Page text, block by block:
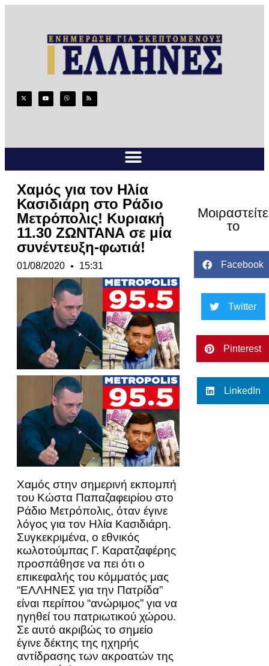
Χαμός για τον Ηλία
Κασιδιάρη στο Ράδιο
Μετρόπολις! Κυριακή
11.30 ΖΩΝΤΑΝΑ σε μία
συνέντευξη-φωτιά!
01/08/2020 15:31
Χαμός στην σημερινή εκπομπή
του Κώστα Παπαζαφειρίου στο
Ράδιο Μετρόπολις, όταν έγινε
λόγος για τον Ηλία Κασιδιάρη.
Συγκεκριμένα, ο εθνικός
κωλοτούμπας Γ. Καρατζαφέρης
προσπάθησε να πει ότι ο
επικεφαλής του κόμματός μας
“ΕΛΛΗΝΕΣ για την Πατρίδα”
είναι περίπου “ανώριμος” για να
ηγηθεί του πατριωτικού χώρου.
Σε αυτό ακριβώς το σημείο
έγινε δέκτης της ηχηρής
αντίδρασης των ακροατών της
Μοιραστείτε
το
Facebook
Twitter
Pinterest
LinkedIn